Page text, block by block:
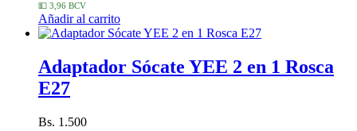
💵 3,96 BCV
Añadir al carrito
Adaptador Sócate YEE 2 en 1 Rosca
E27
Bs. 1.500